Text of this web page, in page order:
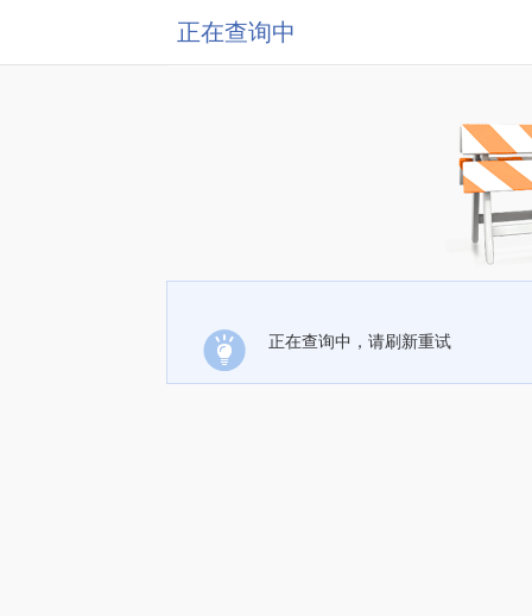
正在查询中
正在查询中，请刷新重试